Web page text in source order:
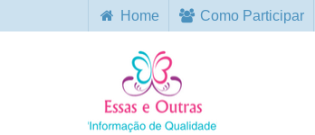
Home Como Participar